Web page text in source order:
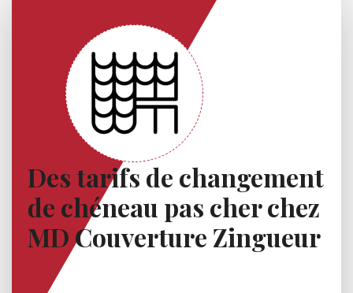
Des tarifs de changement
de chéneau pas cher chez
MD Couverture Zingueur